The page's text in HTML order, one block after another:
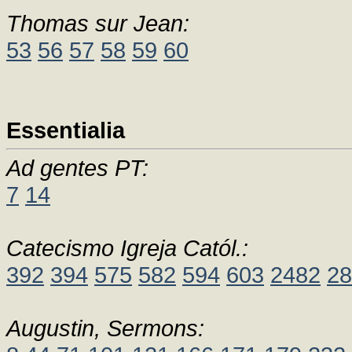
Thomas sur Jean:
53 56 57 58 59 60
Essentialia
Ad gentes PT:
7 14
Catecismo Igreja Catól.:
392 394 575 582 594 603 2482
Augustin, Sermons: